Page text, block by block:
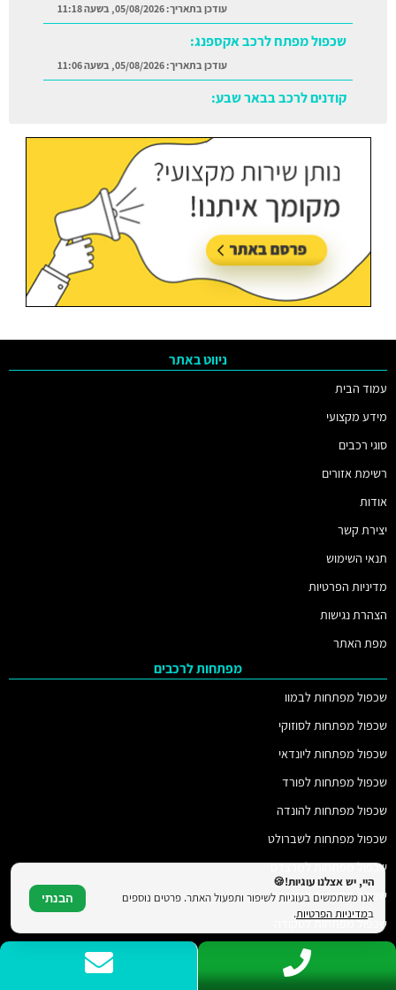
עודכן בתאריך:05/08/2026, בשעה 11:06
קודנים לרכב בבאר שבע:
עודכן בתאריך:05/08/2026, בשעה 11:38
שכפול מפתחות לרכב צ'רי:
ניווט באתר
עמוד הבית
מידע מקצועי
סוגי רכבים
רשימת אזורים
אודות
יצירת קשר
תנאי השימוש
מדיניות הפרטיות
הצהרת נגישות
מפת האתר
מפתחות לרכבים
שכפול מפתחות לבמוו
שכפול מפתחות לסוזוקי
שכפול מפתחות ליונדאי
שכפול מפתחות לפורד
שכפול מפתחות להונדה
שכפול מפתחות לשברולט
שכפול מפתחות למרצדס
שכפול מפתחות למאזדה
שכפול מפתחות לסקודה
שכפול מפתחות לסובארו
אזורים נפוצים
היי, יש אצלנו עוגיות!🍪
אנו משתמשים בעוגיות לשיפור ותפעול האתר. פרטים נוספים
במדיניות הפרטיות.
הבנתי